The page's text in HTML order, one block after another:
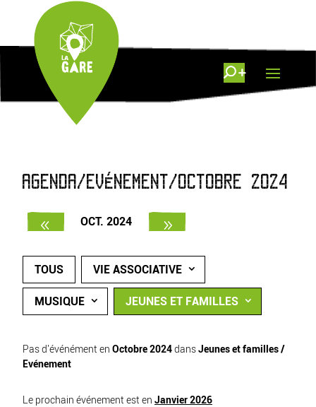
AGENDA/EVÉNEMENT/OCTOBRE 2024
OCT. 2024
TOUS VIE ASSOCIATIVE
MUSIQUE JEUNES ET FAMILLES
Pas d'événément en Octobre 2024dansJeunes et familles /
Evénement
Le prochain événement est en Janvier 2026